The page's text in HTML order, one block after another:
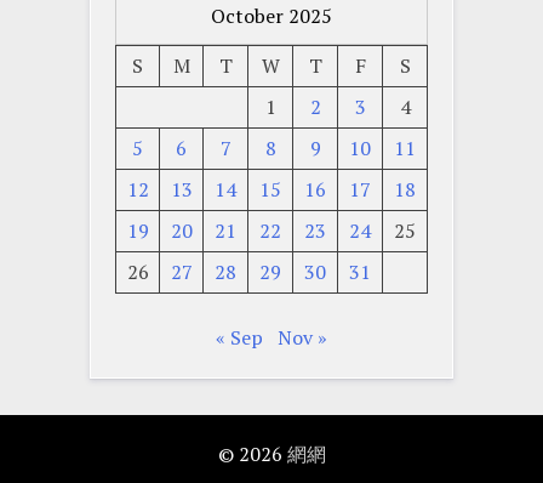
October 2025
S
M T W T F
S
1
2 3
4
5
6 7 8 9 10
11
12
13 14 15 16 17
18
19
20 21 22 23 24
25
26
27 28 29 30 31
« Sep Nov »
© 2026 網網